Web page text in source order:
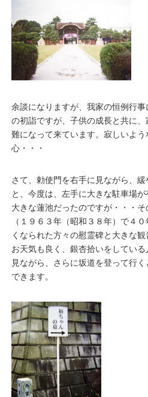
余談になりますが、我家の恒例行
の初詣ですが、子供の成長と共に
難になって来ています。寂しいよ
心・・・
さて、勅使門を右手に見ながら、
と、今度は、左手に大きな駐車場が
大きな蓮池だったのですが・・・
（１９６３年（昭和３８年）で４
くなられた方々の慰霊碑と大きな観
お天気も良く、銀杏拾いをしてい
見ながら、さらに坂道を登って行
できます。